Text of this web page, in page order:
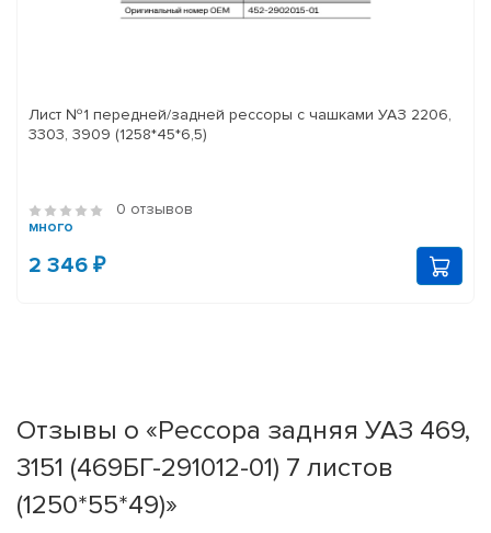
Лист №1 передней/задней рессоры с чашками УАЗ 2206,
3303, 3909 (1258*45*6,5)
0 отзывов
много
2 346 ₽
Отзывы о «Рессора задняя УАЗ 469,
3151 (469БГ-291012-01) 7 листов
(1250*55*49)»